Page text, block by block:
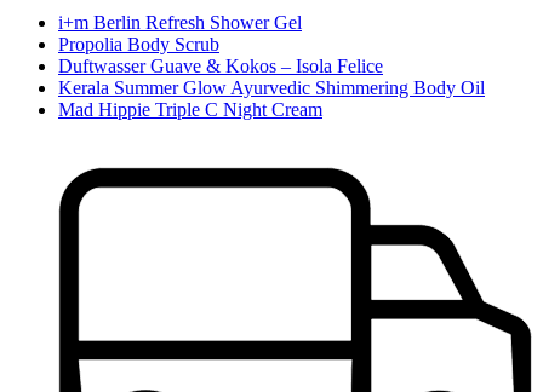
i+m Berlin Refresh Shower Gel
Propolia Body Scrub
Duftwasser Guave & Kokos – Isola Felice
Kerala Summer Glow Ayurvedic Shimmering Body Oil
Mad Hippie Triple C Night Cream